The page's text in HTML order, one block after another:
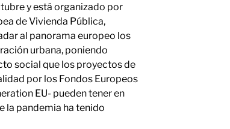
y está organizado por
de Vivienda Pública,
al panorama europeo los
urbana, poniendo
social que los proyectos de
por los Fondos Europeos
EU- pueden tener en
la pandemia ha tenido